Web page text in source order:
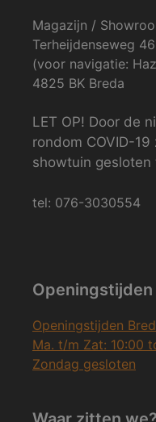
Magazijn /
Terheijdenseweg
(voor navigatie:
4825 BK Breda
LET OP! Door de
rondom COVID-
showtuin gesloten
tel: 076-3030554
Openingstijden
Openingstijden
Ma. t/m Zat: 10:00
Zondag gesloten